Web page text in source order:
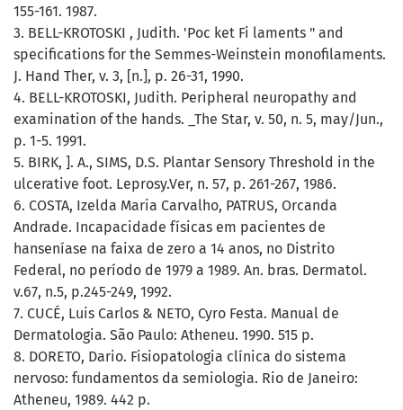
155-161. 1987.
3. BELL-KROTOSKI , Judith. 'Poc ket Fi laments " and
specifications for the Semmes-Weinstein monofilaments.
J. Hand Ther, v. 3, [n.], p. 26-31, 1990.
4. BELL-KROTOSKI, Judith. Peripheral neuropathy and
examination of the hands. _The Star, v. 50, n. 5, may/Jun.,
p. 1-5. 1991.
5. BIRK, ]. A., SIMS, D.S. Plantar Sensory Threshold in the
ulcerative foot. Leprosy.Ver, n. 57, p. 261-267, 1986.
6. COSTA, Izelda Maria Carvalho, PATRUS, Orcanda
Andrade. Incapacidade físicas em pacientes de
hanseníase na faixa de zero a 14 anos, no Distrito
Federal, no período de 1979 a 1989. An. bras. Dermatol.
v.67, n.5, p.245-249, 1992.
7. CUCÉ, Luis Carlos & NETO, Cyro Festa. Manual de
Dermatologia. São Paulo: Atheneu. 1990. 515 p.
8. DORETO, Dario. Fisiopatologia clínica do sistema
nervoso: fundamentos da semiologia. Rio de Janeiro:
Atheneu, 1989. 442 p.